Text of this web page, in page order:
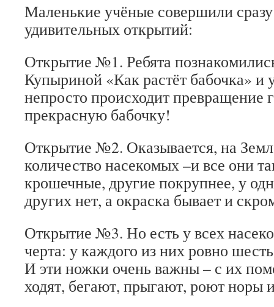
Маленькие учёные совершили
удивительных открытий:
Открытие №1. Ребята
Купыриной «Как растёт бабочка» и
непросто происходит превращение
прекрасную бабочку!
Открытие №2. Оказывается, на
количество насекомых –и все они
крошечные, другие покрупнее, у
других нет, а окраска бывает и
Открытие №3. Но есть у всех
черта: у каждого из них ровно
И эти ножки очень важны – с их
ходят, бегают, прыгают, роют норы